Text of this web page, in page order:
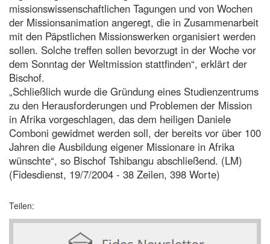
missionswissenschaftlichen Tagungen und von Wochen
der Missionsanimation angeregt, die in Zusammenarbeit
mit den Päpstlichen Missionswerken organisiert werden
sollen. Solche treffen sollen bevorzugt in der Woche vor
dem Sonntag der Weltmission stattfinden“, erklärt der
Bischof.
„Schließlich wurde die Gründung eines Studienzentrums
zu den Herausforderungen und Problemen der Mission
in Afrika vorgeschlagen, das dem heiligen Daniele
Comboni gewidmet werden soll, der bereits vor über 100
Jahren die Ausbildung eigener Missionare in Afrika
wünschte“, so Bischof Tshibangu abschließend. (LM)
(Fidesdienst, 19/7/2004 - 38 Zeilen, 398 Worte)
Teilen: